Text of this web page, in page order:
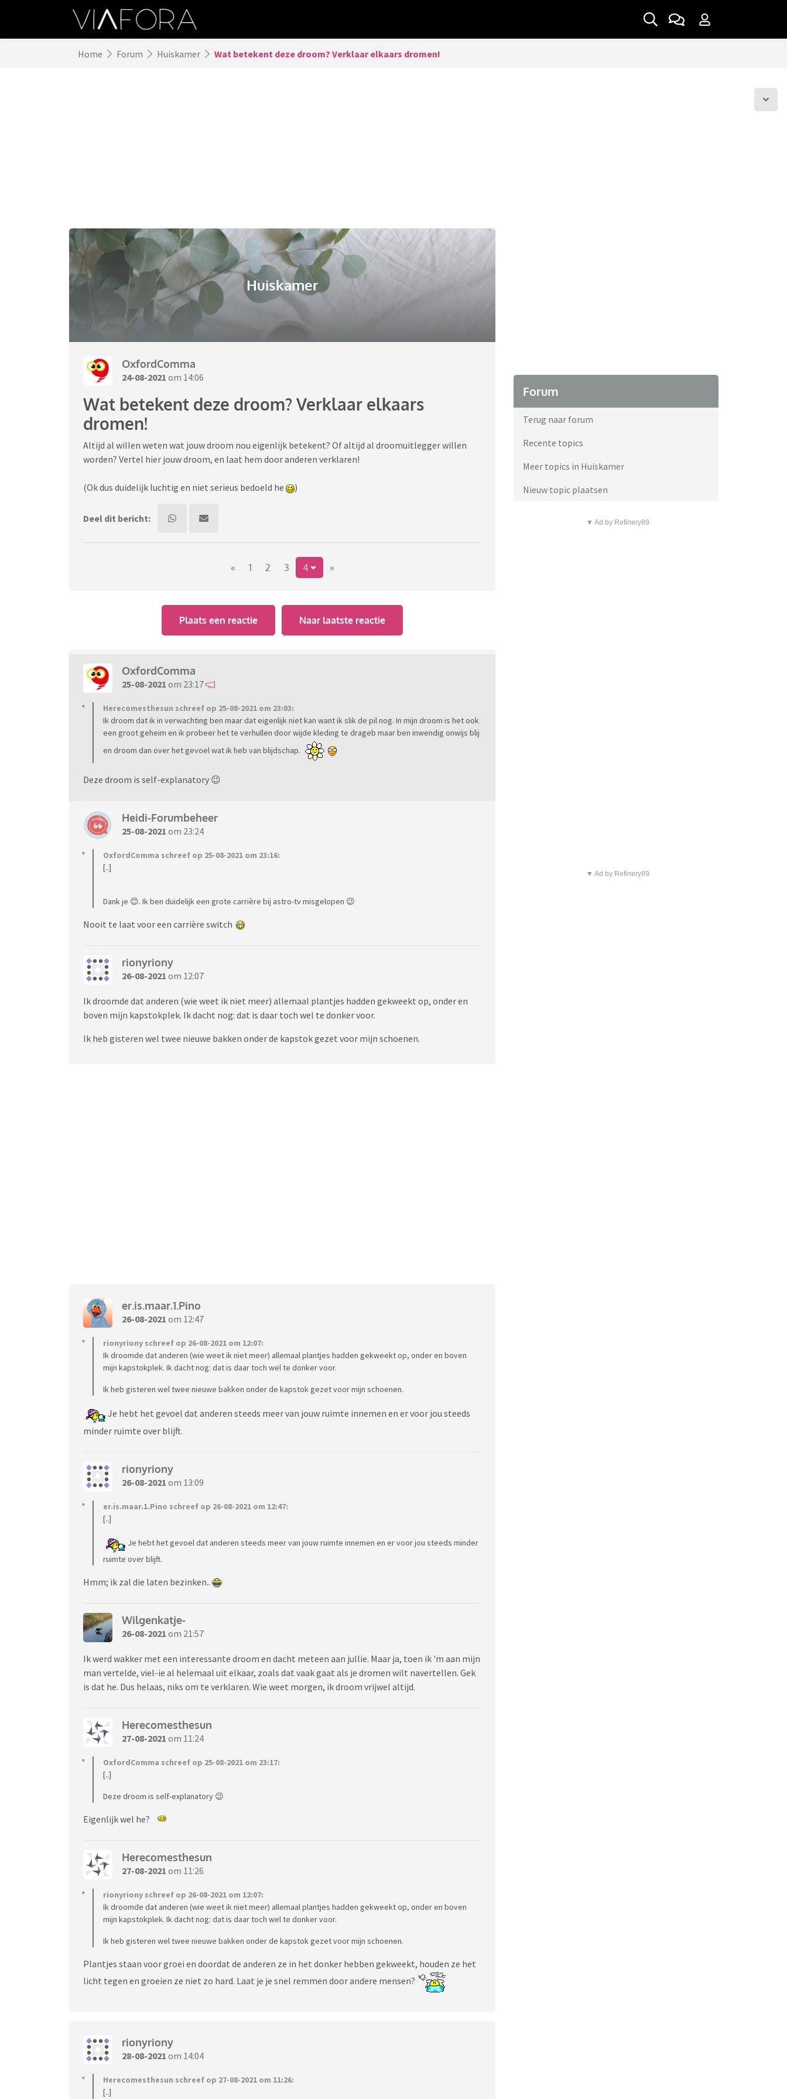
Home Forum Huiskamer Wat betekent deze droom? Verklaar elkaars dromen!
Huiskamer
OxfordComma
24-08-2021 om 14:06
Wat betekent deze droom? Verklaar elkaars
dromen!
Altijd al willen weten wat jouw droom nou eigenlijk betekent? Of altijd al droomuitlegger willen
worden? Vertel hier jouw droom, en laat hem door anderen verklaren!
(Ok dus duidelijk luchtig en niet serieus bedoeld he )
Deel dit bericht:
« 1 2 3 4 »
Plaats een reactie Naar laatste reactie
OxfordComma
25-08-2021 om 23:17
Herecomesthesun schreef op 25-08-2021 om 23:03:
Ik droom dat ik in verwachting ben maar dat eigenlijk niet kan want ik slik de pil nog. In mijn droom is het ook
een groot geheim en ik probeer het te verhullen door wijde kleding te drageb maar ben inwendig onwijs blij
en droom dan over het gevoel wat ik heb van blijdschap.
Deze droom is self-explanatory 😉
Heidi-Forumbeheer
25-08-2021 om 23:24
OxfordComma schreef op 25-08-2021 om 23:16:
[..]
Dank je 😊. Ik ben duidelijk een grote carrière bij astro-tv misgelopen 😉
Nooit te laat voor een carrière switch
rionyriony
26-08-2021 om 12:07
Ik droomde dat anderen (wie weet ik niet meer) allemaal plantjes hadden gekweekt op, onder en
boven mijn kapstokplek. Ik dacht nog: dat is daar toch wel te donker voor.
Ik heb gisteren wel twee nieuwe bakken onder de kapstok gezet voor mijn schoenen.
er.is.maar.1.Pino
26-08-2021 om 12:47
rionyriony schreef op 26-08-2021 om 12:07:
Ik droomde dat anderen (wie weet ik niet meer) allemaal plantjes hadden gekweekt op, onder en boven
mijn kapstokplek. Ik dacht nog: dat is daar toch wel te donker voor.
Ik heb gisteren wel twee nieuwe bakken onder de kapstok gezet voor mijn schoenen.
Je hebt het gevoel dat anderen steeds meer van jouw ruimte innemen en er voor jou steeds
minder ruimte over blijft.
rionyriony
26-08-2021 om 13:09
er.is.maar.1.Pino schreef op 26-08-2021 om 12:47:
[..]
Je hebt het gevoel dat anderen steeds meer van jouw ruimte innemen en er voor jou steeds minder
ruimte over blijft.
Hmm; ik zal die laten bezinken..
Wilgenkatje-
26-08-2021 om 21:57
Ik werd wakker met een interessante droom en dacht meteen aan jullie. Maar ja, toen ik 'm aan mijn
man vertelde, viel-ie al helemaal uit elkaar, zoals dat vaak gaat als je dromen wilt navertellen. Gek
is dat he. Dus helaas, niks om te verklaren. Wie weet morgen, ik droom vrijwel altijd.
Herecomesthesun
27-08-2021 om 11:24
OxfordComma schreef op 25-08-2021 om 23:17:
[..]
Deze droom is self-explanatory 😉
Eigenlijk wel he?
Herecomesthesun
27-08-2021 om 11:26
rionyriony schreef op 26-08-2021 om 12:07:
Ik droomde dat anderen (wie weet ik niet meer) allemaal plantjes hadden gekweekt op, onder en boven
mijn kapstokplek. Ik dacht nog: dat is daar toch wel te donker voor.
Ik heb gisteren wel twee nieuwe bakken onder de kapstok gezet voor mijn schoenen.
Plantjes staan voor groei en doordat de anderen ze in het donker hebben gekweekt, houden ze het
licht tegen en groeien ze niet zo hard. Laat je je snel remmen door andere mensen?
rionyriony
28-08-2021 om 14:04
Herecomesthesun schreef op 27-08-2021 om 11:26:
[..]
Forum
Terug naar forum
Recente topics
Meer topics in Huiskamer
Nieuw topic plaatsen
▼ Ad by Refinery89
▼ Ad by Refinery89